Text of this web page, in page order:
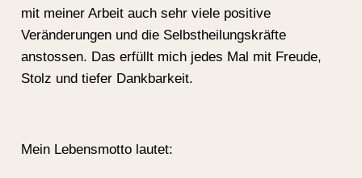
mit meiner Arbeit auch sehr viele positive
Veränderungen und die Selbstheilungskräfte
anstossen. Das erfüllt mich jedes Mal mit Freude,
Stolz und tiefer Dankbarkeit.
Mein Lebensmotto lautet: